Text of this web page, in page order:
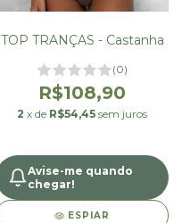
TOP TRANÇAS - Castanha
(0)
R$108,90
2 x de R$54,45 sem juros
Avise-me quando
chegar!
ESPIAR